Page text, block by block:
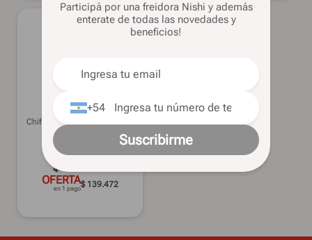
Participá por una freidora Nishi y además
enterate de todas las novedades y
beneficios!
+54
Suscribirme
RICCHEZZE
Chifonier PIU PACK Caramelo
$
OFERTA
en 1 pago$ 139.472